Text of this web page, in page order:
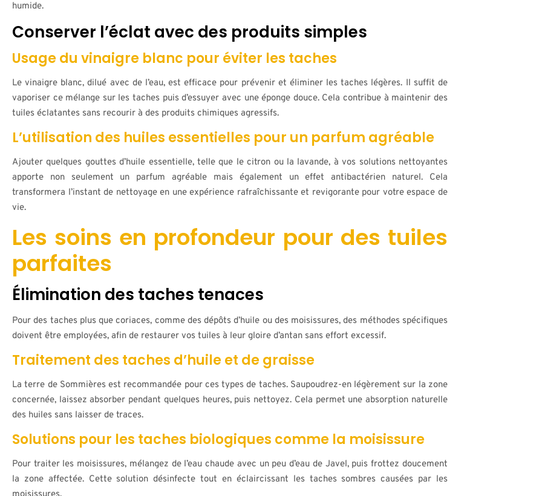
humide.
Conserver l’éclat avec des produits simples
Usage du vinaigre blanc pour éviter les taches
Le vinaigre blanc, dilué avec de l’eau, est efficace pour prévenir et éliminer les taches légères. Il suffit de
vaporiser ce mélange sur les taches puis d’essuyer avec une éponge douce. Cela contribue à maintenir des
tuiles éclatantes sans recourir à des produits chimiques agressifs.
L’utilisation des huiles essentielles pour un parfum agréable
Ajouter quelques gouttes d’huile essentielle, telle que le citron ou la lavande, à vos solutions nettoyantes
apporte non seulement un parfum agréable mais également un effet antibactérien naturel. Cela
transformera l’instant de nettoyage en une expérience rafraîchissante et revigorante pour votre espace de
vie.
Les soins en profondeur pour des tuiles
parfaites
Élimination des taches tenaces
Pour des taches plus que coriaces, comme des dépôts d’huile ou des moisissures, des méthodes spécifiques
doivent être employées, afin de restaurer vos tuiles à leur gloire d’antan sans effort excessif.
Traitement des taches d’huile et de graisse
La terre de Sommières est recommandée pour ces types de taches. Saupoudrez-en légèrement sur la zone
concernée, laissez absorber pendant quelques heures, puis nettoyez. Cela permet une absorption naturelle
des huiles sans laisser de traces.
Solutions pour les taches biologiques comme la moisissure
Pour traiter les moisissures, mélangez de l’eau chaude avec un peu d’eau de Javel, puis frottez doucement
la zone affectée. Cette solution désinfecte tout en éclaircissant les taches sombres causées par les